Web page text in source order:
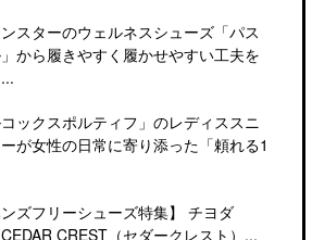
スターのウェルネスシューズ「パス
から履きやすく履かせやすい工夫を
コックスポルティフ」のレディススニ
が女性の日常に寄り添った「頼れる1
ンズフリーシューズ特集】 チヨダ
CEDAR CREST（セダークレスト）...